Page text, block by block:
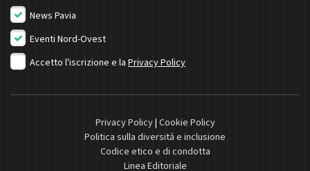
News Pavia
Eventi Nord-Ovest
Accetto l'iscrizione e la Privacy Policy
Privacy Policy| Cookie Policy
Politica sulla diversità e inclusione
Codice etico e di condotta
Linea Editoriale